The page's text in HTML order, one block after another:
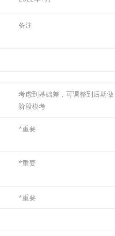
备注
考虑到基础差，可调整到后期做
阶段模考
*重要
*重要
*重要